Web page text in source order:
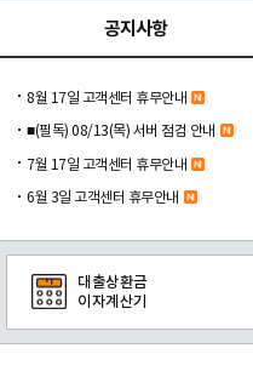
공지사항
8월 17일 고객센터 휴무안내
■(필독) 08/13(목) 서버 점검 안내
7월 17일 고객센터 휴무안내
6월 3일 고객센터 휴무안내
대출상환금
이자계산기